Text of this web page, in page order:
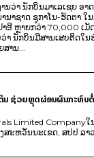
ນວ່າ ນັກບິນມາເລເຊຍ ອ
າຊາດ ຊູກາໂນ-ຮັດຕາ ໃ
າອີ ຫຼາຍກວ່າ 70,000 ເມັ
າ ນັກບິນມີສານເສບຕິດໃນ
ານ...
ນ ຊ່ວຍຫຼຸດຜ່ອນຜົນກະທົບ
Limited Company
ະຫວັນນະເຂດ, ສປປ ລາວ